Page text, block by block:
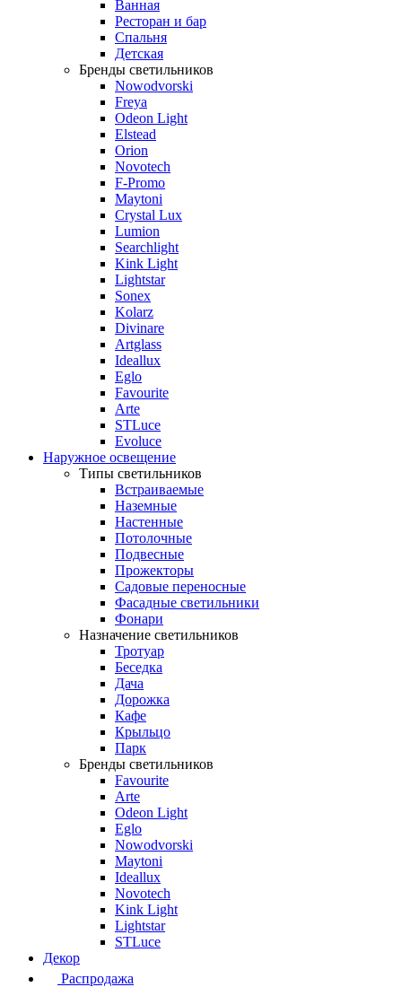
Ванная
Ресторан и бар
Спальня
Детская
Бренды светильников
Nowodvorski
Freya
Odeon Light
Elstead
Orion
Novotech
F-Promo
Maytoni
Crystal Lux
Lumion
Searchlight
Kink Light
Lightstar
Sonex
Kolarz
Divinare
Artglass
Ideallux
Eglo
Favourite
Arte
STLuce
Evoluce
Наружное освещение
Типы светильников
Встраиваемые
Наземные
Настенные
Потолочные
Подвесные
Прожекторы
Садовые переносные
Фасадные светильники
Фонари
Назначение светильников
Тротуар
Беседка
Дача
Дорожка
Кафе
Крыльцо
Парк
Бренды светильников
Favourite
Arte
Odeon Light
Eglo
Nowodvorski
Maytoni
Ideallux
Novotech
Kink Light
Lightstar
STLuce
Декор
Распродажа